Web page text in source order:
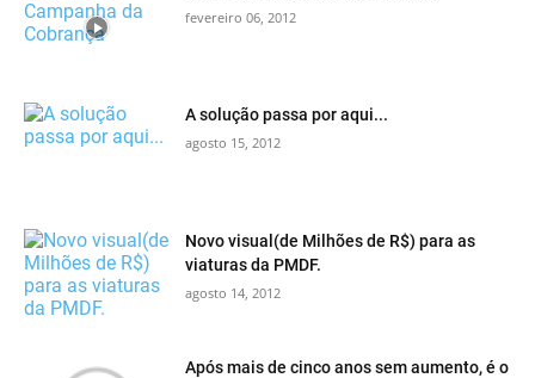
fevereiro 06, 2012
A solução passa por aqui...
agosto 15, 2012
Novo visual(de Milhões de R$) para as
viaturas da PMDF.
agosto 14, 2012
Após mais de cinco anos sem aumento, é o